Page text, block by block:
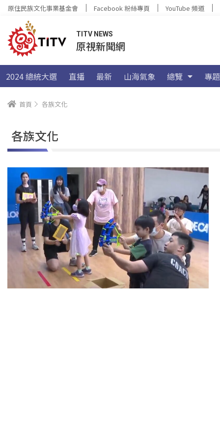
原住民族文化事業基金會 Facebook 粉絲專頁 YouTube 頻道
TITV NEWS
原視新聞網
2024 總統大選 直播 最新 山海氣象 總覽 專題
首頁 各族文化
各族文化